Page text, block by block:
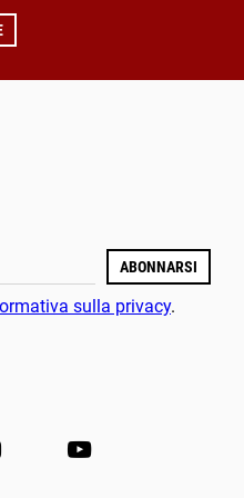
ABONNARSI
sulla privacy.